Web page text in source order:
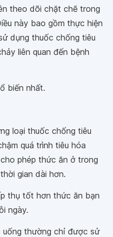
theo dõi chặt chẽ trong
này bao gồm thực hiện
dụng thuốc chống tiêu
liên quan đến bệnh
biến nhất.
loại thuốc chống tiêu
quá trình tiêu hóa
phép thức ăn ở trong
gian dài hơn.
thụ tốt hơn thức ăn bạn
ngày.
uống thường chỉ được sử